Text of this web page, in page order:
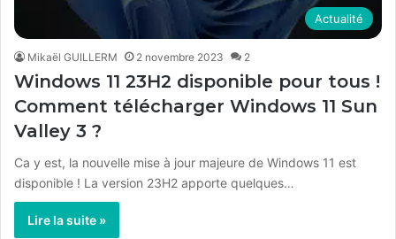
Actualité
Mikaël GUILLERM 2 novembre 2023 2
Windows 11 23H2 disponible pour tous !
Comment télécharger Windows 11 Sun
Valley 3 ?
Ca y est, la nouvelle mise à jour majeure de Windows 11 est
disponible ! La version 23H2 apporte quelques…
Lire la suite »